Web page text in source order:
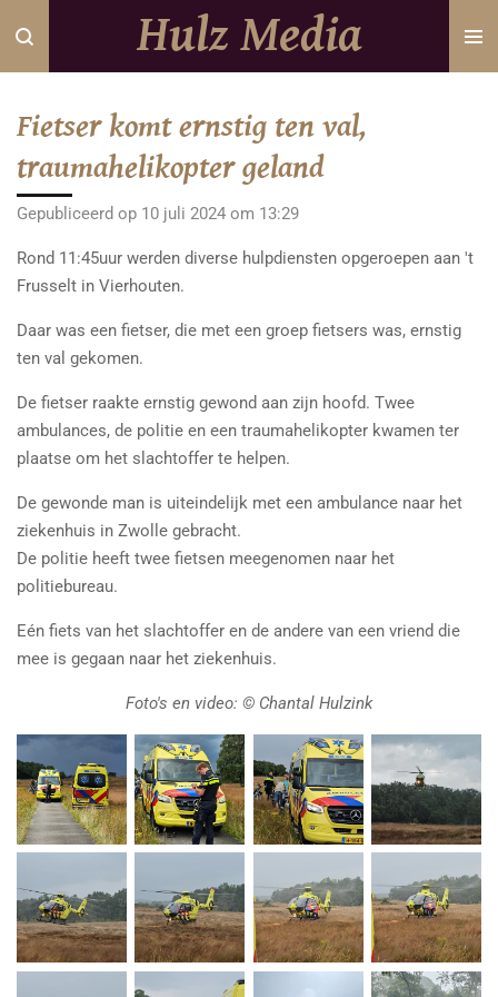
Ga
direct
hoofdinhoud
Hulz Media
Fietser komt ernstig ten val,
traumahelikopter geland
Gepubliceerd op 10 juli 2024 om 13:29
Rond 11:45uur werden diverse hulpdiensten opgeroepen aan 't
Frusselt in Vierhouten.
Daar was een fietser, die met een groep fietsers was, ernstig
ten val gekomen.
De fietser raakte ernstig gewond aan zijn hoofd. Twee
ambulances, de politie en een traumahelikopter kwamen ter
plaatse om het slachtoffer te helpen.
De gewonde man is uiteindelijk met een ambulance naar het
ziekenhuis in Zwolle gebracht.
De politie heeft twee fietsen meegenomen naar het
politiebureau.
Eén fiets van het slachtoffer en de andere van een vriend die
mee is gegaan naar het ziekenhuis.
Foto's en video: © Chantal Hulzink